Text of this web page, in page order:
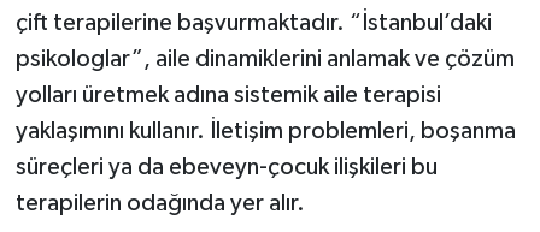
çift terapilerine başvurmaktadır. “İstanbul’daki
psikologlar”, aile dinamiklerini anlamak ve çözüm
yolları üretmek adına sistemik aile terapisi
yaklaşımını kullanır. İletişim problemleri, boşanma
süreçleri ya da ebeveyn-çocuk ilişkileri bu
terapilerin odağında yer alır.